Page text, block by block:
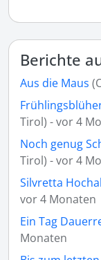
Berichte
Aus die Maus
Tirol) - vor 4
Noch genug
Tirol) - vor 4
Silvretta
vor 4 Monaten
Ein Tag
Monaten